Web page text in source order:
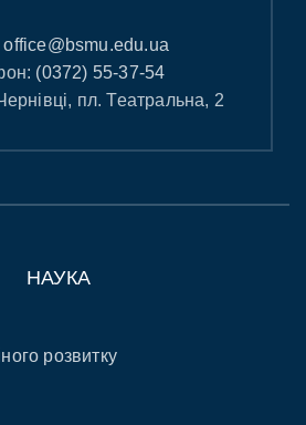
office@bsmu.edu.ua
(0372) 55-37-54
пл. Театральна, 2
НАУКА
розвитку